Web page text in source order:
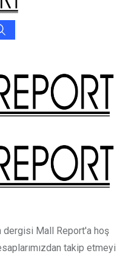
dergisi Mall Report'a hoş
takip etmeyi